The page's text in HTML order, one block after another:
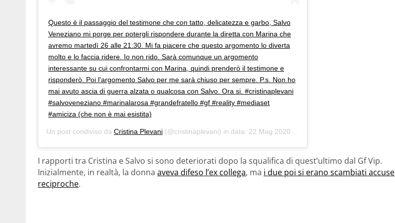
Questo è il passaggio del testimone che con tatto, delicatezza e garbo, Salvo
Veneziano mi porge per potergli rispondere durante la diretta con Marina che
avremo martedì 26 alle 21:30. Mi fa piacere che questo argomento lo diverta
molto e lo faccia ridere. Io non rido. Sarà comunque un argomento
interessante su cui confrontarmi con Marina, quindi prenderò il testimone e
risponderò. Poi l'argomento Salvo per me sarà chiuso per sempre. P.s. Non ho
mai avuto ascia di guerra alzata o qualcosa con Salvo. Ora si. #cristinaplevani
#salvoveneziano #marinalarosa #grandefratello #gf #reality #mediaset
#amiciza (che non è mai esistita)
Un post condiviso da Cristina Plevani (@cristinaplevani) in data: 22 Mag 2020 alle ore 12:53 PDT
I rapporti tra Cristina e Salvo si sono deteriorati dopo la squalifica di quest’ultimo dal Gf Vip.
Inizialmente, in realtà, la donna aveva difeso l’ex collega, ma i due poi si erano scambiati accuse
reciproche.